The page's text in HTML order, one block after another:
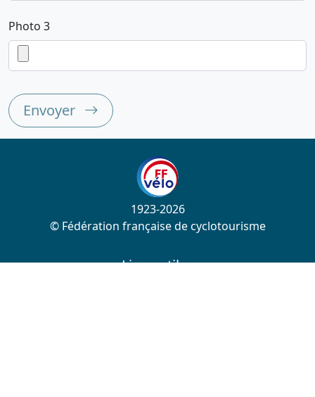
Photo 3
Envoyer
1923-2026
© Fédération française de cyclotourisme
Liens utiles